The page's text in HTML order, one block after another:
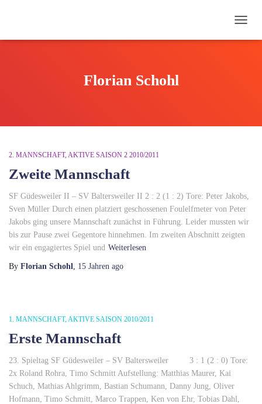
Florian Schohl
2. MANNSCHAFT AKTIVE SAISON 2 2010/2011
Zweite Mannschaft
SF Güdesweiler II – SV Baltersweiler II 2 : 2 (1 : 2) Tore: Peter Jakobs,
Sven Müller Durch einen platziert geschossenen Foulelfmeter von Peter
Jakobs ging unsere Mannschaft zunächst in Führung. Leider mussten wir
bis zur Pause zwei Gegentore hinnehmen. Im zweiten Abschnitt zeigten
wir ein engagiertes Spiel und Weiterlesen
By Florian Schohl, 15 Jahren ago
1. MANNSCHAFT AKTIVE SAISON 2010/2011
Erste Mannschaft
23. Spieltag SF Güdesweiler – SV Baltersweiler 3 : 1 (2 : 0) Tore:
2x Roland Rohra, Timo Schmitt Aufstellung: Matthias Maurer, Kai
Schuch, Mathias Ahlgrimm, Bastian Schumann, Danny Jung, Oliver
Hofmann, Timo Schmitt, Marco Trappen, Ken von Ehr, Tobias Dahl,